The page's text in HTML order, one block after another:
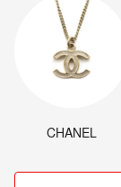
CHANEL